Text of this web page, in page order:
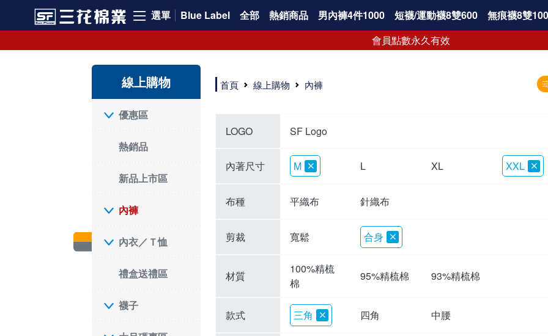
選單 Blue Label 全部 熱銷商品 男內褲4件1000 短襪/運動襪8雙600 無痕襪8雙
會員點數永久有效
線上購物
優惠區
熱銷品
新品上市區
內褲
內衣／Ｔ恤
禮盒送禮區
襪子
選擇內褲、平口褲、純棉內褲首重品質。舒適、透氣的內褲、平口褲、純棉內褲能影響健康，須謹慎挑選。三花內褲透氣不悶，值得信賴！
三花內褲、平口褲、純棉內褲50年來持續升級，符合人體工學設計，柔軟無勒痕的鬆緊帶。三花內褲是肌膚好友，口碑熱銷！
選擇內褲首重品質。三花內褲50年來不斷升級，證明其卓越品質。符合人體工學剪裁，柔軟無痕鬆緊帶，是必買首選。兼具品質與外型，與肌膚零感接觸，穿著舒適，看來有質感。三花內褲設計獨特，質料優良，專業剪裁，呵護肌膚。新鮮高品質棉材製成，多款選擇，耐洗耐穿，三花內褲絕對首選。
"內褲購買及使用經驗網友來信分享 近年來，我經常在大型連鎖賣場如佳瑪、美華泰等地看到三花內褲的展示。最近一兩年，甚至百貨公司及街頭店鋪都開始大量出現三花專櫃或專賣店。我猜測，這應該是三花在營運策略上的調整，才使得這些改變成為現實。 本來，三花內褲一直是消費者選購內褲時的熱門選項之一。內褲櫃點的增多使我更加注意到這個品牌，因此我在選購內褲時，特意多研究了一下三花內褲的設計。 先從內褲外層包裝談起，有些內褲有PP袋包裝，有些則沒有。雖然這是一件小事，但我發現朋友們中有人會介意內褲包裝沒有PP袋。他們認為沒有PP袋會使包裝不夠精美。對我來說，有PP袋確實能提升包裝的精緻度，但內褲不裝PP袋其實也算是環保。所以，這就看每個人對內褲包裝的需求和感受了。 每次購買內褲時，我都會特別帶一件五片式剪裁的內褲。三花的平口內褲被稱為全國第一件五片式剪裁內褲，這話應該不是隨便說說的，畢竟三花是一個擁有超過50年歷史的老品牌，專注於研發和改良內褲。當初，我覺得這種設計有些花俏，只是圖個新鮮買來試試，結果發現內褲多一片真的有其優勢，尤其是減少了內褲卡屁的次數。雖然這個狀況不可能完全消失，但大大增加了穿著的舒適度。 三花內褲的價格也在我能接受的範圍內，因此它逐漸成為我的心頭好。此外，內褲選購時的另一個重要因素是鬆緊帶。看內褲是否舊了，第一眼通常看鬆緊帶。故意或不小心露出內褲褲頭的時候，印象分數也是由鬆緊帶決定的。 很多內褲品牌強調鬆緊帶的造型及花樣，這類內褲非常適合一些特殊場合，如單身聯誼或約會時穿著，能夠加分不少。日常使用的內褲則建議選擇鬆緊帶不易鬆垮的，花樣其次。三花特別強調內褲鬆緊帶的耐洗度，而其他品牌鮮少提及這一點。 分場合選擇內褲是我的習慣。特殊場合內褲要講究一點，但平日則需要選擇鬆緊帶有保障的內褲。畢竟，內褲是每天陪伴我們超過12個小時的衣物，找到適合自己且耐洗耐穿高CP值的內褲才是最明智的選擇。 內褲畢竟是消耗品，定期更換非常重要。如果內褲沾染到髒污或處於潮濕的環境，就不應該撐太久。這是因為內褲長期接觸身體的重要部位，所以選擇和保養都要謹慎。 以上是我個人的內褲使用分享，並非業配，不代表任何人的立場。內褲還是要以自身體驗最為準確。希望大家都能找到適合自己的內褲，並多多支持台灣品牌。"
首頁 線上購物 內褲
LOGO SF Logo
內著尺寸 M L XL XXL
布種 平織布 針織布
剪裁 寬鬆 合身
材質
100%精梳
棉
95%精梳棉 93%精梳棉
款式 三角 四角 中腰